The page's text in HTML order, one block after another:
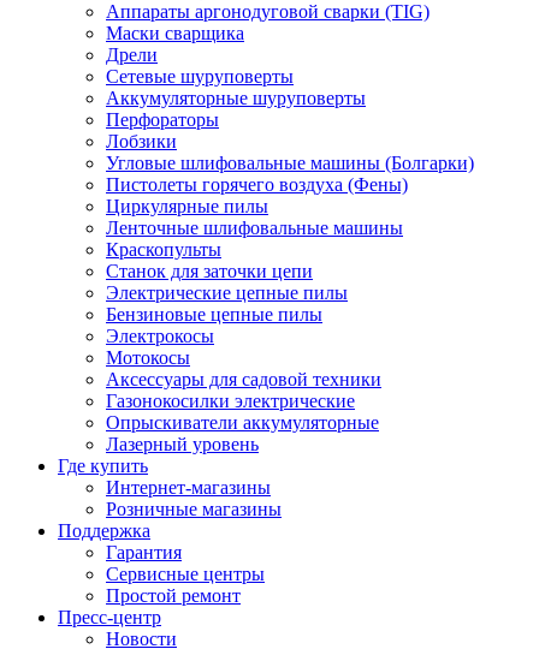
Аппараты аргонодуговой сварки (TIG)
Маски сварщика
Дрели
Сетевые шуруповерты
Аккумуляторные шуруповерты
Перфораторы
Лобзики
Угловые шлифовальные машины (Болгарки)
Пистолеты горячего воздуха (Фены)
Циркулярные пилы
Ленточные шлифовальные машины
Краскопульты
Станок для заточки цепи
Электрические цепные пилы
Бензиновые цепные пилы
Электрокосы
Мотокосы
Аксессуары для садовой техники
Газонокосилки электрические
Опрыскиватели аккумуляторные
Лазерный уровень
Где купить
Интернет-магазины
Розничные магазины
Поддержка
Гарантия
Сервисные центры
Простой ремонт
Пресс-центр
Новости